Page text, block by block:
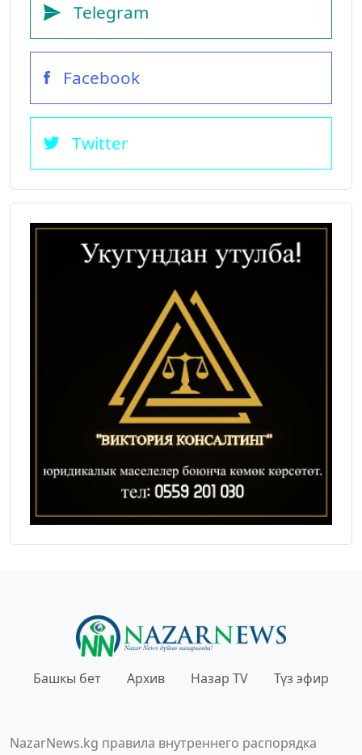
Telegram
Facebook
Twitter
Башкы бет Архив Назар TV Түз эфир
NazarNews.kg правила внутреннего распорядка